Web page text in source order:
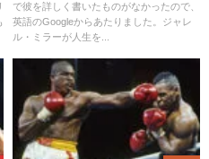
で彼を詳しく書いたものがなかったので、
英語のGoogleからあたりました。ジャレ
ル・ミラーが人生を...